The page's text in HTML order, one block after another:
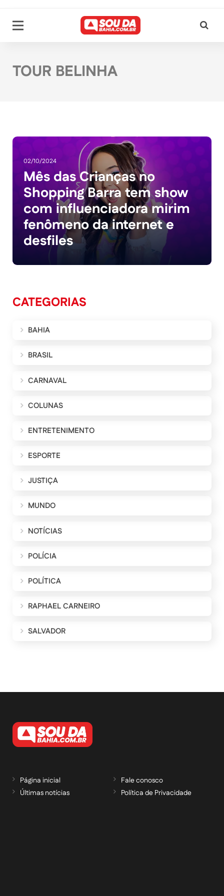
TOUR BELINHA
02/10/2024
Mês das Crianças no
Shopping Barra tem show
com influenciadora mirim
fenômeno da internet e
desfiles
CATEGORIAS
BAHIA
BRASIL
CARNAVAL
COLUNAS
ENTRETENIMENTO
ESPORTE
JUSTIÇA
MUNDO
NOTÍCIAS
POLÍCIA
POLÍTICA
RAPHAEL CARNEIRO
SALVADOR
Página inicial
Últimas notícias
Fale conosco
Política de Privacidade